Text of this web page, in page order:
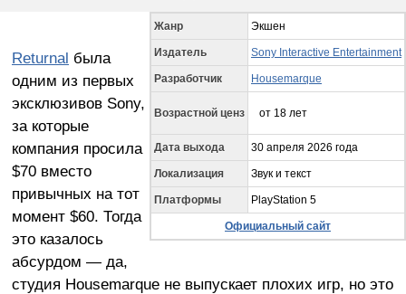
Жанр Экшен
Издатель Sony Interactive Entertainment
Разработчик Housemarque
Возрастной ценз от 18 лет
Дата выхода 30 апреля 2026 года
Локализация Звук и текст
Платформы PlayStation 5
Официальный сайт
Returnal была
одним из первых
эксклюзивов Sony,
за которые
компания просила
$70 вместо
привычных на тот
момент $60. Тогда
это казалось
абсурдом — да,
студия Housemarque не выпускает плохих игр, но это